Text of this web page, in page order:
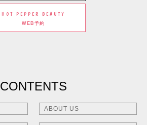
HOT PEPPER BEAUTY
WEB予約
CONTENTS
ABOUT US